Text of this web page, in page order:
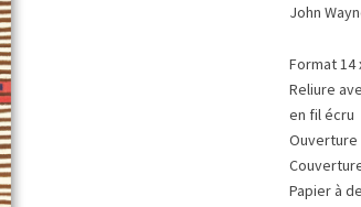
John
Format 14
Reliure
en fil écru
Ouverture
Papier à